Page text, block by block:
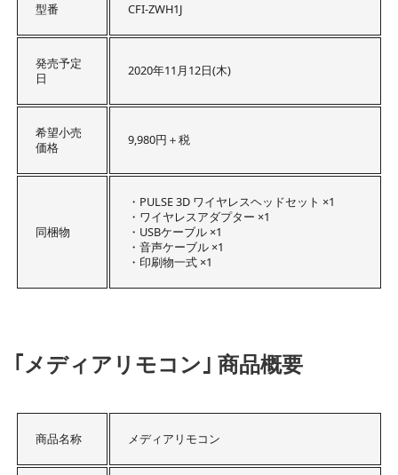
型番 CFI-ZWH1J
発売予定
日
2020年11月12日(木)
希望小売
価格
9,980円＋税
同梱物
・PULSE 3D ワイヤレスヘッドセット ×1
・ワイヤレスアダプター ×1
・USBケーブル ×1
・音声ケーブル ×1
・印刷物一式 ×1
｢メディアリモコン｣ 商品概要
商品名称 メディアリモコン